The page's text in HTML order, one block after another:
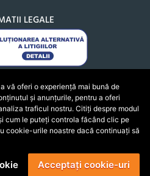
LEGALE
vă oferi o experiență mai bună de
și anunțurile, pentru a oferi
traficul nostru. Citiți despre modul
cum le puteți controla făcând clic pe
cookie-urile noastre dacă continuați să
Acceptați cookie-uri